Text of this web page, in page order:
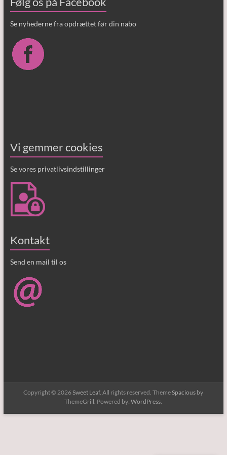
Se nyhederne fra opdrættet før din nabo
Vi gemmer cookies
Se vores privatlivsindstillinger
Kontakt
Send en mail til os
Copyright © 2026Sweet Leaf. All rights reserved. ThemeSpacious by
ThemeGrill. Powered by:WordPress.